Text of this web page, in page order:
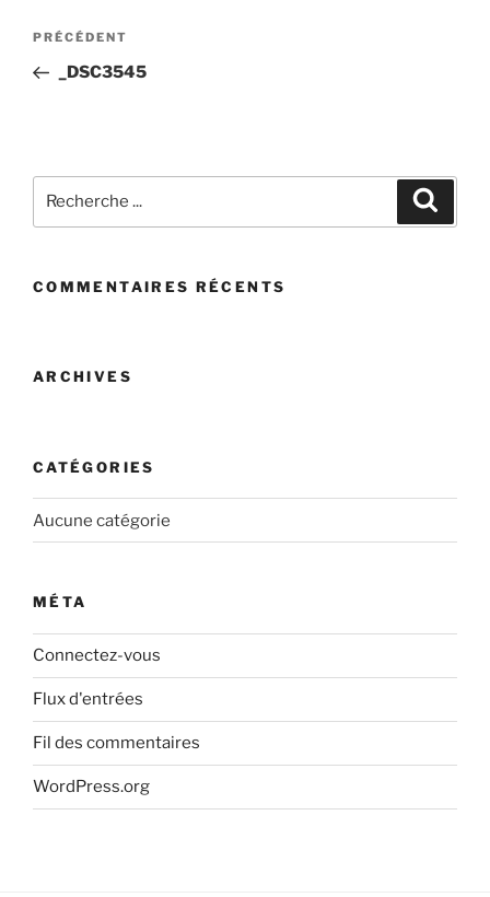
Post
Article
précédent
PRÉCÉDENT
_DSC3545
COMMENTAIRES RÉCENTS
ARCHIVES
CATÉGORIES
Aucune catégorie
MÉTA
Connectez-vous
Flux d'entrées
Fil des commentaires
WordPress.org